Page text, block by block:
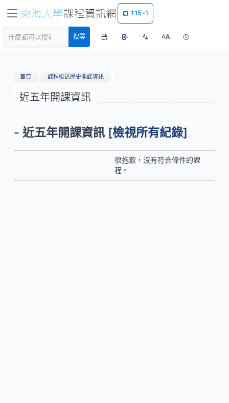
115-1
搜尋 AA
首頁 課程編碼歷史開課資訊
- 近五年開課資訊
- 近五年開課資訊 [檢視所有紀錄]
很抱歉，沒有符合條件的課
程。